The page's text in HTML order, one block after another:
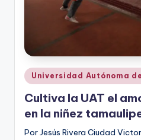
Publicado
en
Universidad Autónoma
Cultiva la UAT el
en la niñez
Por Jesús Rivera Ciudad